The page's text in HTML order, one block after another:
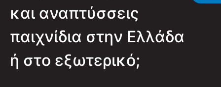
και αναπτύσσεις
παιχνίδια στην Ελλάδα
ή στο εξωτερικό;